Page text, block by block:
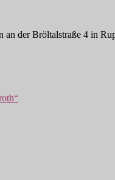
der Bröltalstraße 4 in